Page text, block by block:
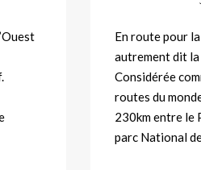
En route pour
autrement dit la
Considérée
routes du
230km entre le
parc National